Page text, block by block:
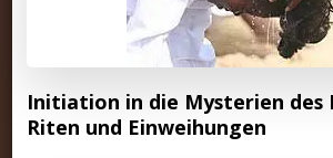
Initiation in die Mysterien des
Riten und Einweihungen